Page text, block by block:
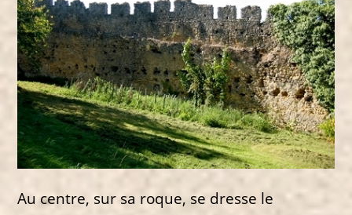
Au centre, sur sa roque, se dresse le